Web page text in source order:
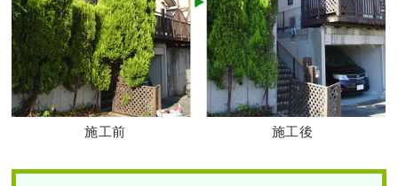
施工前 施工後